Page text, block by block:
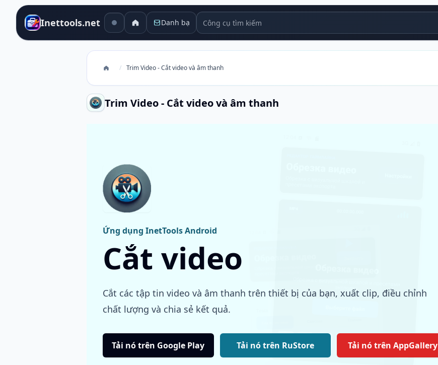
Inettools.net Danh bạ Công cụ tìm kiếm
/ Trim Video - Cắt video và âm thanh
Trim Video - Cắt video và âm thanh
Ứng dụng InetTools Android
Cắt video
Cắt các tập tin video và âm thanh trên thiết bị của bạn, xuất clip, điều chỉnh
chất lượng và chia sẻ kết quả.
Tải nó trên Google Play Tải nó trên RuStore Tải nó trên AppGallery